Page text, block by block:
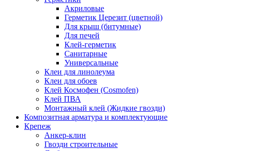
Акриловые
Герметик Церезит (цветной)
Для крыш (битумные)
Для печей
Клей-герметик
Санитарные
Универсальные
Клеи для линолеума
Клеи для обоев
Клей Космофен (Cosmofen)
Клей ПВА
Монтажный клей (Жидкие гвозди)
Композитная арматура и комплектующие
Крепеж
Анкер-клин
Гвозди строительные